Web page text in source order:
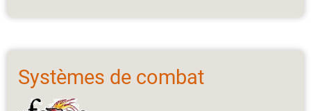
Systèmes de combat